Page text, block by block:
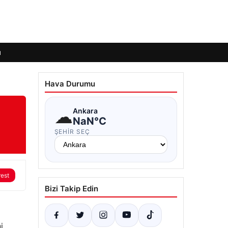
Hava Durumu
☁Ankara
NaN°C
ŞEHIR SEÇ
Bizi Takip Edin